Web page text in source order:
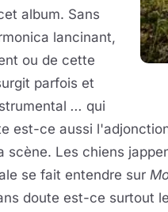
album. Sans
lancinant,
ou de cette
parfois et
... qui
est-ce aussi
scène. Les chiens
se fait entendre sur
doute est-ce surtout